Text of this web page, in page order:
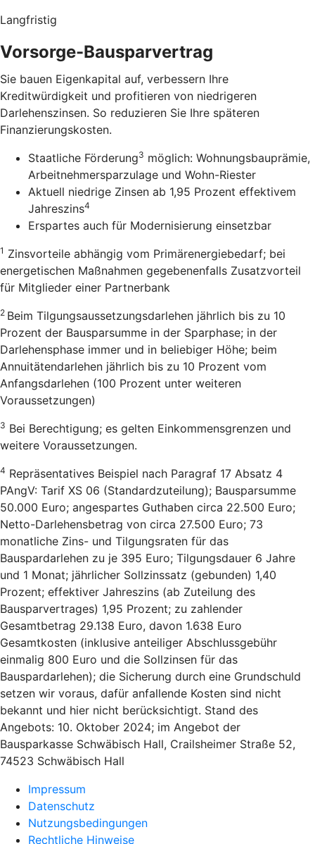
Langfristig
Vorsorge-Bausparvertrag
Sie bauen Eigenkapital auf, verbessern Ihre
Kreditwürdigkeit und profitieren von niedrigeren
Darlehenszinsen. So reduzieren Sie Ihre späteren
Finanzierungskosten.
Staatliche Förderung3 möglich: Wohnungsbauprämie,
Arbeitnehmersparzulage und Wohn-Riester
Aktuell niedrige Zinsen ab 1,95 Prozent effektivem
Jahreszins4
Erspartes auch für Modernisierung einsetzbar
1 Zinsvorteile abhängig vom Primärenergiebedarf; bei
energetischen Maßnahmen gegebenenfalls Zusatzvorteil
für Mitglieder einer Partnerbank
2 Beim Tilgungsaussetzungsdarlehen jährlich bis zu 10
Prozent der Bausparsumme in der Sparphase; in der
Darlehensphase immer und in beliebiger Höhe; beim
Annuitätendarlehen jährlich bis zu 10 Prozent vom
Anfangsdarlehen (100 Prozent unter weiteren
Voraussetzungen)
3 Bei Berechtigung; es gelten Einkommensgrenzen und
weitere Voraussetzungen.
4 Repräsentatives Beispiel nach Paragraf 17 Absatz 4
PAngV: Tarif XS 06 (Standardzuteilung); Bausparsumme
50.000 Euro; angespartes Guthaben circa 22.500 Euro;
Netto-Darlehensbetrag von circa 27.500 Euro; 73
monatliche Zins- und Tilgungsraten für das
Bauspardarlehen zu je 395 Euro; Tilgungsdauer 6 Jahre
und 1 Monat; jährlicher Sollzinssatz (gebunden) 1,40
Prozent; effektiver Jahreszins (ab Zuteilung des
Bausparvertrages) 1,95 Prozent; zu zahlender
Gesamtbetrag 29.138 Euro, davon 1.638 Euro
Gesamtkosten (inklusive anteiliger Abschlussgebühr
einmalig 800 Euro und die Sollzinsen für das
Bauspardarlehen); die Sicherung durch eine Grundschuld
setzen wir voraus, dafür anfallende Kosten sind nicht
bekannt und hier nicht berücksichtigt. Stand des
Angebots: 10. Oktober 2024; im Angebot der
Bausparkasse Schwäbisch Hall, Crailsheimer Straße 52,
74523 Schwäbisch Hall
Impressum
Datenschutz
Nutzungsbedingungen
Rechtliche Hinweise